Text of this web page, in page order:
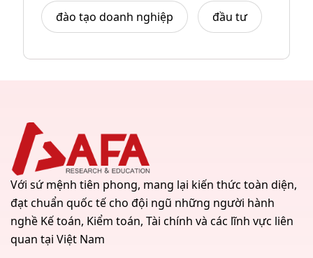
đào tạo doanh nghiệp đầu tư
Với sứ mệnh tiên phong, mang lại kiến thức toàn diện,
đạt chuẩn quốc tế cho đội ngũ những người hành
nghề Kế toán, Kiểm toán, Tài chính và các lĩnh vực liên
quan tại Việt Nam